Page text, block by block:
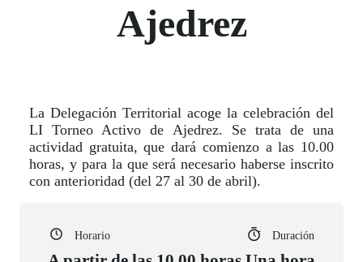
Ajedrez
La Delegación Territorial acoge la celebración del
LI Torneo Activo de Ajedrez. Se trata de una
actividad gratuita, que dará comienzo a las 10.00
horas, y para la que será necesario haberse inscrito
con anterioridad (del 27 al 30 de abril).
Horario Duración